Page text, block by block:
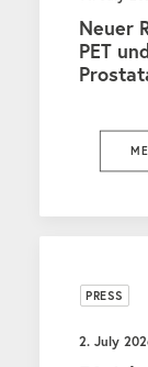
Neuer
PET
PRESS
2. July